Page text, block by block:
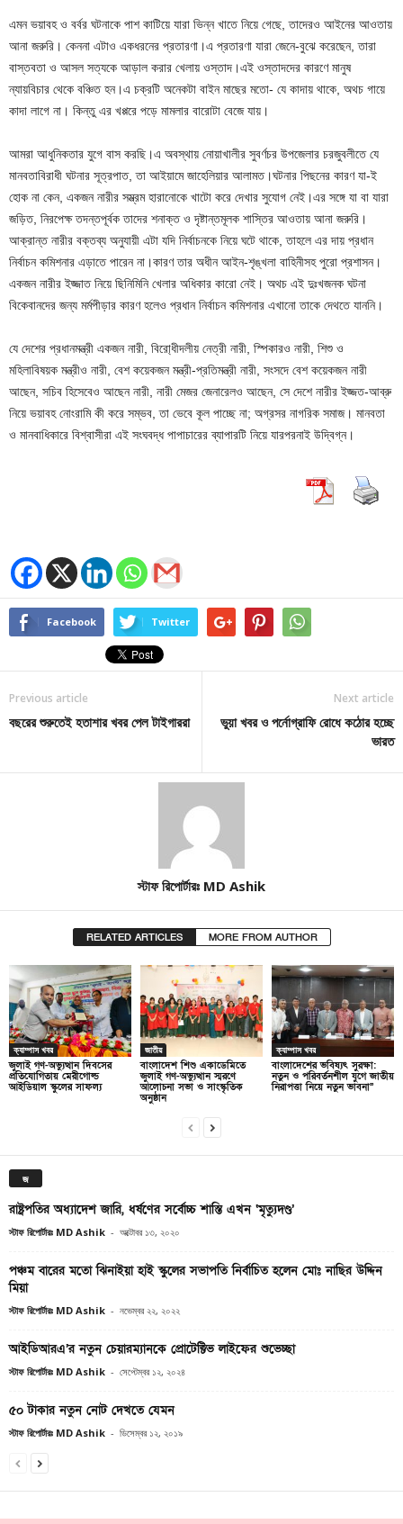
এমন ভয়াবহ ও বর্বর ঘটনাকে পাশ কাটিয়ে যারা ভিন্ন খাতে নিয়ে গেছে, তাদেরও আইনের আওতায়
আনা জরুরি। কেননা এটাও একধরনের প্রতারণা।এ প্রতারণা যারা জেনে-বুঝে করেছেন, তারা
বাস্তবতা ও আসল সত্যকে আড়াল করার খেলায় ওস্তাদ।এই ওস্তাদদের কারণে মানুষ
ন্যায়বিচার থেকে বঞ্চিত হন।এ চক্রটি অনেকটা বাইন মাছের মতো- যে কাদায় থাকে, অথচ গায়ে
কাদা লাগে না। কিন্তু এর খপ্পরে পড়ে মামলার বারোটা বেজে যায়।
আমরা আধুনিকতার যুগে বাস করছি।এ অবস্থায় নোয়াখালীর সুবর্ণচর উপজেলার চরজুবলীতে যে
মানবতাবিরাধী ঘটনার সূত্রপাত, তা আইয়ামে জাহেলিয়ার আলামত।ঘটনার পিছনের কারণ যা-ই
হোক না কেন, একজন নারীর সম্ভ্রম হারানোকে খাটো করে দেখার সুযোগ নেই।এর সঙ্গে যা বা যারা
জড়িত, নিরপেক্ষ তদন্তপূর্বক তাদের শনাক্ত ও দৃষ্টান্তমূলক শাস্তির আওতায় আনা জরুরি।
আক্রান্ত নারীর বক্তব্য অনুযায়ী এটা যদি নির্বাচনকে নিয়ে ঘটে থাকে, তাহলে এর দায় প্রধান
নির্বাচন কমিশনার এড়াতে পারেন না।কারণ তার অধীন আইন-শৃঙ্খলা বাহিনীসহ পুরো প্রশাসন।
একজন নারীর ইজ্জাত নিয়ে ছিনিমিনি খেলার অধিকার কারো নেই। অথচ এই দুঃখজনক ঘটনা
বিকেবানদের জন্য মর্মপীড়ার কারণ হলেও প্রধান নির্বাচন কমিশনার এখানো তাকে দেথতে যাননি।
যে দেশের প্রধানমন্ত্রী একজন নারী, বিরো্ধীদলীয় নেত্রী নারী, স্পিকারও নারী, শিশু ও
মহিলাবিষয়ক মন্ত্রীও নারী, বেশ কয়েকজন মন্ত্রী-প্রতিমন্ত্রী নারী, সংসদে বেশ কয়েকজন নারী
আছেন, সচিব হিসেবেও আছেন নারী, নারী মেজর জেনারেলও আছেন, সে দেশে নারীর ইজ্জত-আব্রু
নিয়ে ভয়াবহ নোংরামি কী করে সম্ভব, তা ভেবে কূল পাচ্ছে না; অগ্রসর নাগরিক সমাজ। মানবতা
ও মানবাধিকারে বিশ্বাসীরা এই সংঘবদ্ধ পাপাচারের ব্যাপারটি নিয়ে যারপরনাই উদ্বিগ্ন।
Facebook Twitter
Previous article
বছরের শুরুতেই হতাশার খবর পেল টাইগাররা
Next article
ভুয়া খবর ও পর্নোগ্রাফি রোধে কঠোর হচ্ছে
ভারত
স্টাফ রিপোর্টারঃ MD Ashik
RELATED ARTICLES MORE FROM AUTHOR
ক্যাম্পাস খবর
জুলাই গণ-অভ্যুত্থান দিবসের
প্রতিযোগিতায় মেরীগোল্ড
আইডিয়াল স্কুলের সাফল্য
জাতীয়
বাংলাদেশ শিশু একাডেমিতে
জুলাই গণ-অভ্যুত্থান স্মরণে
আলোচনা সভা ও সাংস্কৃতিক
অনুষ্ঠান
ক্যাম্পাস খবর
বাংলাদেশের ভবিষ্যৎ সুরক্ষা:
নতুন ও পরিবর্তনশীল যুগে জাতীয়
নিরাপত্তা নিয়ে নতুন ভাবনা”
জ
রাষ্ট্রপতির অধ্যাদেশ জারি, ধর্ষণের সর্বোচ্চ শাস্তি এখন ‘মৃত্যুদণ্ড’
স্টাফ রিপোর্টারঃ MD Ashik - অক্টোবর ১৩, ২০২০
পঞ্চম বারের মতো ঝিনাইয়া হাই স্কুলের সভাপতি নির্বাচিত হলেন মোঃ নাছির উদ্দিন
মিয়া
স্টাফ রিপোর্টারঃ MD Ashik - নভেম্বর ২২, ২০২২
আইডিআরএ’র নতুন চেয়ারম্যানকে প্রোটেক্টিভ লাইফের শুভেচ্ছা
স্টাফ রিপোর্টারঃ MD Ashik - সেপ্টেম্বর ১২, ২০২৪
৫০ টাকার নতুন নোট দেখতে যেমন
স্টাফ রিপোর্টারঃ MD Ashik - ডিসেম্বর ১২, ২০১৯